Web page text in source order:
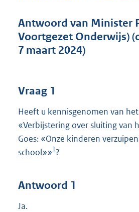
4
8
K
Antwoord van Minister
Voortgezet Onderwijs)
7 maart 2024)
Vraag 1
Heeft u kennisgenomen van
«Verbijstering over sluiting van
Goes: «Onze kinderen
school»»1?
Antwoord 1
Ja.